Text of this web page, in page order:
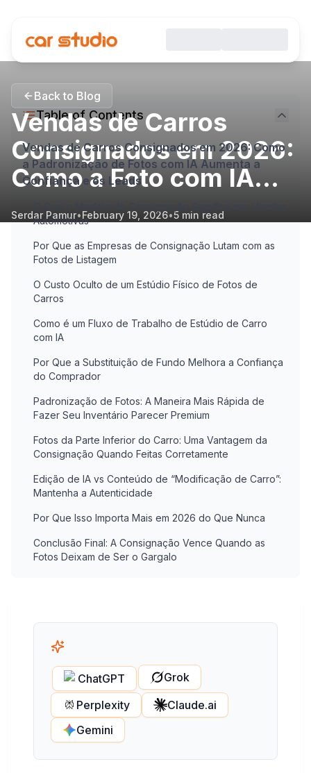
Back to Blog
Vendas de Carros
Consignados em 2026:
Como a Foto com IA...
Serdar Pamur•February 19, 2026•5 min read
Table of Contents
Vendas de Carros Consignados em 2026: Como
a Padronização de Fotos com IA Aumenta a
Confiança e os Leads
Automotivas
Por Que as Empresas de Consignação Lutam com as
Fotos de Listagem
O Custo Oculto de um Estúdio Físico de Fotos de
Carros
Como é um Fluxo de Trabalho de Estúdio de Carro
com IA
Por Que a Substituição de Fundo Melhora a Confiança
do Comprador
Padronização de Fotos: A Maneira Mais Rápida de
Fazer Seu Inventário Parecer Premium
Fotos da Parte Inferior do Carro: Uma Vantagem da
Consignação Quando Feitas Corretamente
Edição de IA vs Conteúdo de “Modificação de Carro”:
Mantenha a Autenticidade
Por Que Isso Importa Mais em 2026 do Que Nunca
Conclusão Final: A Consignação Vence Quando as
Fotos Deixam de Ser o Gargalo
ChatGPT
Grok
Perplexity
Claude.ai
Gemini